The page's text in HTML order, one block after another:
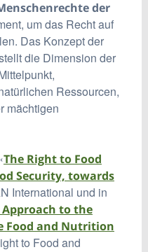
der
um das Recht auf
Das Konzept der
die Dimension der
Ressourcen,
mächtigen
The Right to Food
Security, towards
International und in
to the
Food and Nutrition
to Food and